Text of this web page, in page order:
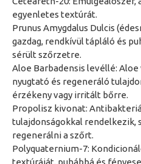
egyenletes textúrát.
Prunus Amygdalus Dulcis
gazdag, rendkívül tápláló és
sérült szőrzetre.
Aloe Barbadensis levéllé:
nyugtató és regeneráló
érzékeny vagy irritált bőrre.
Propolisz kivonat:
tulajdonságokkal rendelkezik,
regenerálni a szőrt.
Polyquaternium-7:
textúráját, puhábbá és